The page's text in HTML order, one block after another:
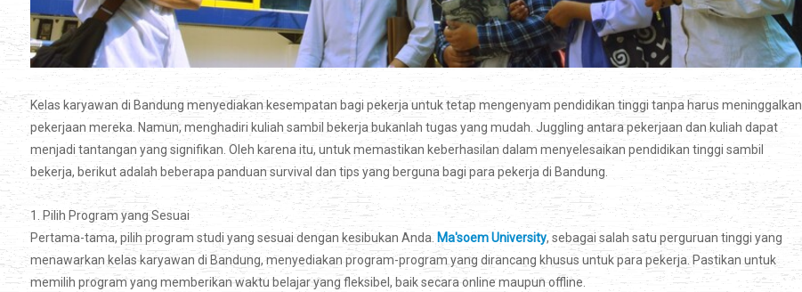
Kelas karyawan di Bandung menyediakan kesempatan bagi pekerja untuk tetap mengenyam pendidikan tinggi tanpa harus meninggalkan
pekerjaan mereka. Namun, menghadiri kuliah sambil bekerja bukanlah tugas yang mudah. Juggling antara pekerjaan dan kuliah dapat
menjadi tantangan yang signifikan. Oleh karena itu, untuk memastikan keberhasilan dalam menyelesaikan pendidikan tinggi sambil
bekerja, berikut adalah beberapa panduan survival dan tips yang berguna bagi para pekerja di Bandung.
1. Pilih Program yang Sesuai
Pertama-tama, pilih program studi yang sesuai dengan kesibukan Anda. Ma'soem University, sebagai salah satu perguruan tinggi yang
menawarkan kelas karyawan di Bandung, menyediakan program-program yang dirancang khusus untuk para pekerja. Pastikan untuk
memilih program yang memberikan waktu belajar yang fleksibel, baik secara online maupun offline.